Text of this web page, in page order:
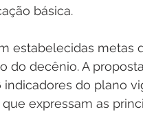
básica.
estabelecidas
do decênio. A
do plano
expressam as